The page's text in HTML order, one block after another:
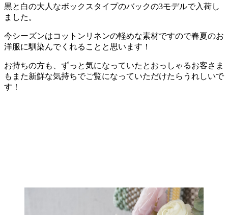
黒と白の大人なボックスタイプのバックの3モデルで入荷し
ました。
今シーズンはコットンリネンの軽めな素材ですので春夏のお
洋服に馴染んでくれることと思います！
お持ちの方も、ずっと気になっていたとおっしゃるお客さま
もまた新鮮な気持ちでご覧になっていただけたらうれしいで
す！